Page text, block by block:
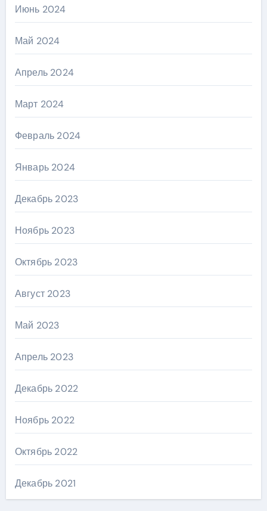
Июнь 2024
Май 2024
Апрель 2024
Март 2024
Февраль 2024
Январь 2024
Декабрь 2023
Ноябрь 2023
Октябрь 2023
Август 2023
Май 2023
Апрель 2023
Декабрь 2022
Ноябрь 2022
Октябрь 2022
Декабрь 2021